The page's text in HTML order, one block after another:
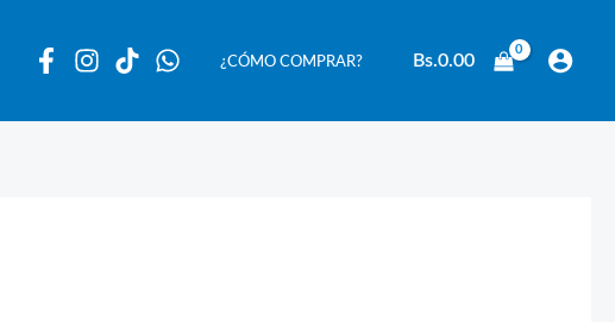
¿CÓMO COMPRAR? Bs.0.00